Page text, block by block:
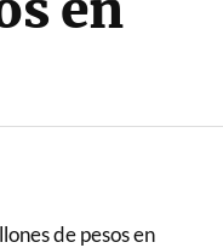
de pesos en